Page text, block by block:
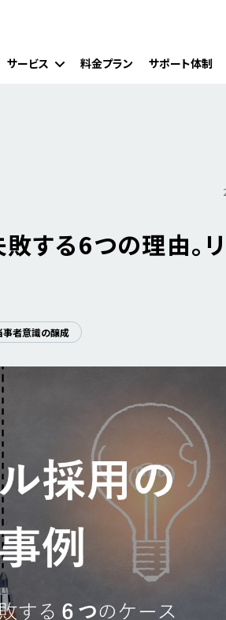
サービス 料金プラン サポート体制
する6つの理由。
事者意識の醸成